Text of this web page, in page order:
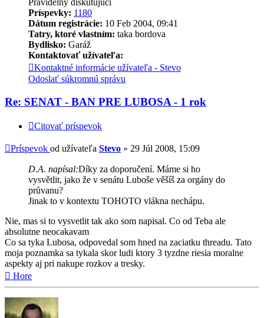
Príspevky: 1180
Dátum registrácie: 10 Feb 2004, 09:41
Tatry, ktoré vlastním: taka bordova
Bydlisko: Garáž
Kontaktovať užívateľa:
Kontaktné informácie užívateľa - Stevo
Odoslať súkromnú správu
Re: SENAT - BAN PRE LUBOSA - 1 rok
Citovať príspevok
Príspevok od užívateľa Stevo » 29 Júl 2008, 15:09
D.A. napísal:Díky za doporučení. Máme si ho
vysvětlit, jako že v senátu Luboše věšíš za orgány do
průvanu?
Jinak to v kontextu TOHOTO vlákna nechápu.
Nie, mas si to vysvetlit tak ako som napisal. Co od Teba ale
absolutne neocakavam
Co sa tyka Lubosa, odpovedal som hned na zaciatku threadu. Tato
moja poznamka sa tykala skor ludi ktory 3 tyzdne riesia moralne
aspekty aj pri nakupe rozkov a tresky.
Hore